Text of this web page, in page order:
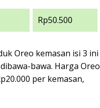
Rp50.500
Oreo kemasan isi 3 ini
bawa. Harga Oreo
per kemasan,